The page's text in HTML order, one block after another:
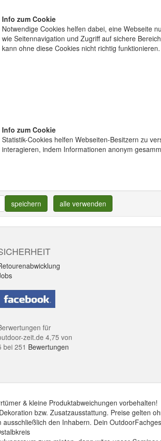
Info zum Cookie
Notwendige Cookies helfen dabei, eine Webseite
wie Seitennavigation und Zugriff auf sichere
kann ohne diese Cookies nicht richtig funktionieren.
Info zum Cookie
Statistik-Cookies helfen Webseiten-Besitzern zu
interagieren, indem Informationen anonym
speichern alle verwenden
für
zeit.de 4,75 von
bei 251 Bewertungen
& kleine Produktabweichungen vorbehalten!
bzw. Zusatzausstattung. Preise gelten
den Inhabern. Dein